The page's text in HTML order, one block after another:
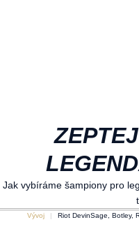
Jak vybíráme šampiony pro
Vývoj Riot DevinSage, Botley,